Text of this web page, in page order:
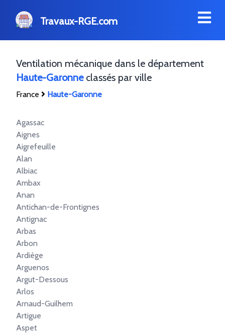
Travaux-RGE.com
Ventilation mécanique dans le département
Haute-Garonneclassés par ville
France Haute-Garonne
Agassac
Aignes
Aigrefeuille
Alan
Albiac
Ambax
Anan
Antichan-de-Frontignes
Antignac
Arbas
Arbon
Ardiège
Arguenos
Argut-Dessous
Arlos
Arnaud-Guilhem
Artigue
Aspet